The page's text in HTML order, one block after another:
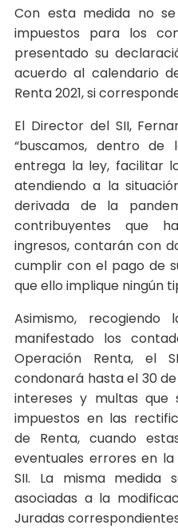
Con esta medida no
impuestos para los
presentado su
acuerdo al calendario
Renta 2021, si
El Director del SII,
“buscamos, dentro de
entrega la ley, facilitar
atendiendo a la
derivada de la
contribuyentes que
ingresos, contarán con
cumplir con el pago de
que ello implique ningún
Asimismo,
manifestado los
Operación Renta, el
condonará hasta el 30
intereses y multas que
impuestos en las
de Renta, cuando
eventuales errores en
SII. La misma medida
asociadas a la
Juradas